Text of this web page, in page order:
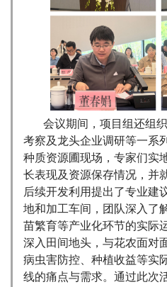
会议期间，项目组还组织
考察及龙头企业调研等一系
种质资源圃现场，专家们实
长表现及资源保存情况，并
后续开发利用提出了专业建
地和加工车间，团队深入了
苗繁育等产业化环节的实际
深入田间地头，与花农面对
病虫害防控、种植收益等实
线的痛点与需求。通过此次